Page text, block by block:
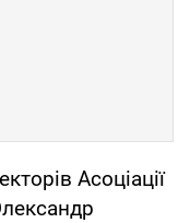
Асоціації